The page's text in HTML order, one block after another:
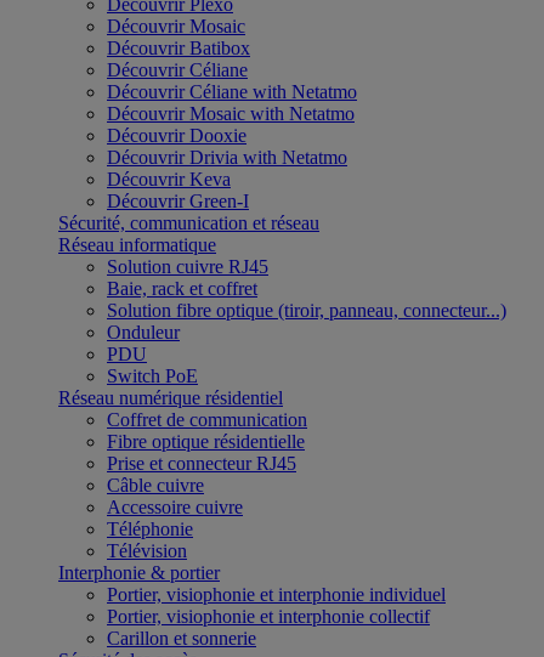
Découvrir Plexo
Découvrir Mosaic
Découvrir Batibox
Découvrir Céliane
Découvrir Céliane with Netatmo
Découvrir Mosaic with Netatmo
Découvrir Dooxie
Découvrir Drivia with Netatmo
Découvrir Keva
Découvrir Green-I
Sécurité, communication et réseau
Réseau informatique
Solution cuivre RJ45
Baie, rack et coffret
Solution fibre optique (tiroir, panneau, connecteur...)
Onduleur
PDU
Switch PoE
Réseau numérique résidentiel
Coffret de communication
Fibre optique résidentielle
Prise et connecteur RJ45
Câble cuivre
Accessoire cuivre
Téléphonie
Télévision
Interphonie & portier
Portier, visiophonie et interphonie individuel
Portier, visiophonie et interphonie collectif
Carillon et sonnerie